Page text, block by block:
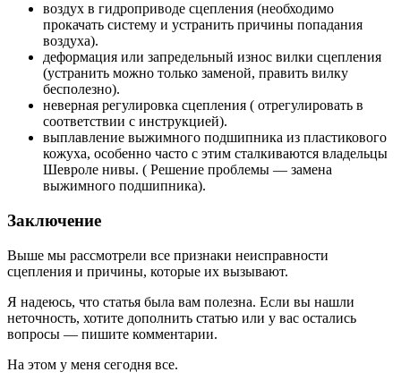
воздух в гидроприводе сцепления (необходимо
прокачать систему и устранить причины попадания
воздуха).
деформация или запредельный износ вилки сцепления
(устранить можно только заменой, править вилку
бесполезно).
неверная регулировка сцепления ( отрегулировать в
соответствии с инструкцией).
выплавление выжимного подшипника из пластикового
кожуха, особенно часто с этим сталкиваются владельцы
Шевроле нивы. ( Решение проблемы — замена
выжимного подшипника).
Заключение
Выше мы рассмотрели все признаки неисправности
сцепления и причины, которые их вызывают.
Я надеюсь, что статья была вам полезна. Если вы нашли
неточность, хотите дополнить статью или у вас остались
вопросы — пишите комментарии.
На этом у меня сегодня все.